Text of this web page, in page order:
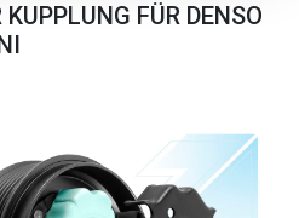
FÜR DENSO